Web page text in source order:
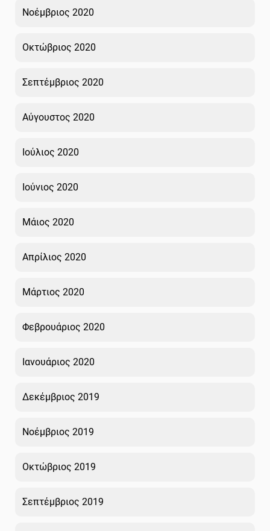
Νοέμβριος 2020
Οκτώβριος 2020
Σεπτέμβριος 2020
Αύγουστος 2020
Ιούλιος 2020
Ιούνιος 2020
Μάιος 2020
Απρίλιος 2020
Μάρτιος 2020
Φεβρουάριος 2020
Ιανουάριος 2020
Δεκέμβριος 2019
Νοέμβριος 2019
Οκτώβριος 2019
Σεπτέμβριος 2019